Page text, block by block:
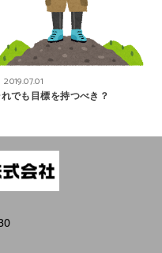
2019.07.01
でも目標を持つべき？